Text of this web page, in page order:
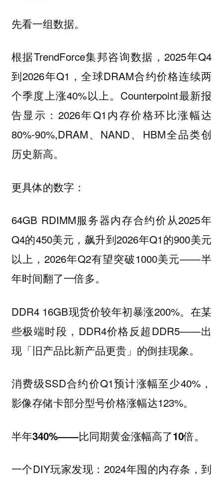
先看一组数据。
根据TrendForce集邦咨询数据，2025年Q4
到2026年Q1，全球DRAM合约价格连续两
个季度上涨40%以上。Counterpoint最新报
告显示：2026年Q1内存价格环比涨幅达
80%-90%,DRAM、NAND、HBM全品类创
历史新高。
更具体的数字：
64GB RDIMM服务器内存合约价从2025年
Q4的450美元，飙升到2026年Q1的900美元
以上，2026年Q2有望突破1000美元——半
年时间翻了一倍多。
DDR4 16GB现货价较年初暴涨200%。在某
些极端时段，DDR4价格反超DDR5——出
现「旧产品比新产品更贵」的倒挂现象。
消费级SSD合约价Q1预计涨幅至少40%，
影像存储卡部分型号价格涨幅达123%。
半年340%——比同期黄金涨幅高了10倍。
一个DIY玩家发现：2024年囤的内存条，到